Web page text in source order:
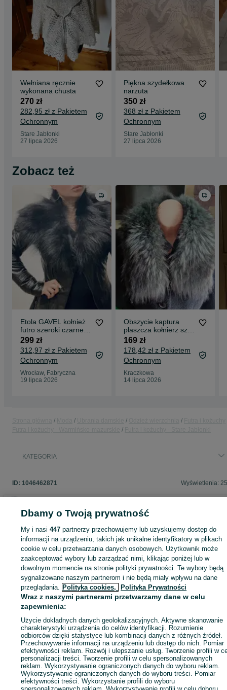
Wełniana ręcznie
wykonana chusta
270 zł
282,95 zł z Pakietem
Ochronnym
Stare Jabłonki
27 lipca 2026
Piękna szydełkowa
narzuta
350 zł
368 zł z Pakietem
Ochronnym
Stare Jabłonki
27 lipca 2026
Zobacz też
Etola GAVEL kołnież
futro szeroki czarne
lis
299 zł
312,97 zł z Pakietem
Ochronnym
Wrocław, Fabryczna
19 lipca 2026
Obszycie kaptura
płaszcza kołnierz szal
100% lis natural 79
cm srebrny
169 zł
178,42 zł z Pakietem
Ochronnym
Kraczkowa
14 lipca 2026
KATEGORIA
ID: 1046462871 Wyświetlenia:
Zaloguj się lub załóż konto na OLX, aby skontaktować się z
sprzedającym
Zaloguj się / Załóż konto
Kup
Dbamy o Twoją prywatność
My i nasi447 partnerzy przechowujemy lub uzyskujemy dostęp do
informacji na urządzeniu, takich jak unikalne identyfikatory w plikach
cookie w celu przetwarzania danych osobowych. Użytkownik może
zaakceptować wybory lub zarządzać nimi, klikając poniżej lub w
dowolnym momencie na stronie polityki prywatności. Te wybory będą
sygnalizowane naszym partnerom i nie będą miały wpływu na dane
przeglądania. Polityka cookies, Polityka Prywatności
Wraz z naszymi partnerami przetwarzamy dane w celu
zapewnienia:
Użycie dokładnych danych geolokalizacyjnych. Aktywne skanowanie
charakterystyki urządzenia do celów identyfikacji. Rozumienie
odbiorców dzięki statystyce lub kombinacji danych z różnych źródeł.
Przechowywanie informacji na urządzeniu lub dostęp do nich. Pomiar
efektywności reklam. Rozwój i ulepszanie usług. Tworzenie profili w
personalizacji treści. Tworzenie profili w celu spersonalizowanych
reklam. Wykorzystywanie ograniczonych danych do wyboru reklam.
Wykorzystywanie ograniczonych danych do wyboru treści. Pomiar
efektywności treści. Wykorzystanie profili do wyboru